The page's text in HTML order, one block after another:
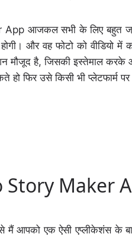
आजकल सभी के लिए बहुत
होगी। और वह फोटो को
मौजूद है, जिसकी इस्तेमाल करके
फिर उसे किसी भी प्लेटफार्म
Story Maker
आपको एक ऐसी एप्लीकेशंस के